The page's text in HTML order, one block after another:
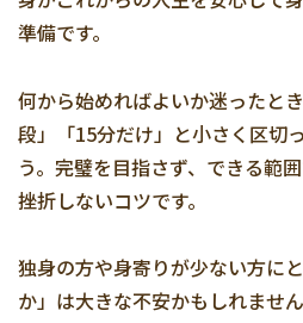
準備です。
何から始めればよいか迷ったと
段」「15分だけ」と小さく区切
う。完璧を目指さず、できる範
挫折しないコツです。
独身の方や身寄りが少ない方に
か」は大きな不安かもしれませ